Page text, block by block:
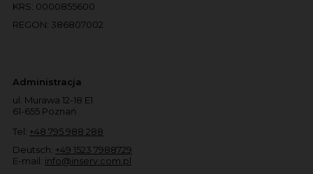
KRS: 0000855600
REGON: 386807002
Administracja
ul. Murawa 12-18 E1
61-655 Poznań
Tel: +48 795 988 288
Deutsch: +49 1523 7988729
E-mail: info@inserv.com.pl